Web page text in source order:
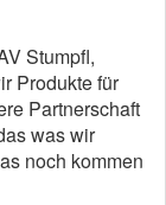
Stumpfl,
Produkte für
Partnerschaft
was wir
noch kommen